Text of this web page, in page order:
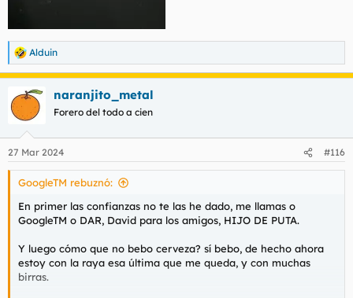
R
e
a
c
c
i
e
s
Alduin
naranjito_metal
Forero del todo a cien
27 Mar 2024 #116
GoogleTM rebuznó:
En primer las confianzas no te las he dado, me llamas o
GoogleTM o DAR, David para los amigos, HIJO DE PUTA.
Y luego cómo que no bebo cerveza? sí bebo, de hecho ahora
estoy con la raya esa última que me queda, y con muchas
birras.